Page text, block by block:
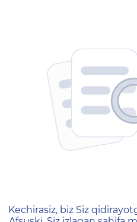
404 —
Kechirasiz, biz Siz